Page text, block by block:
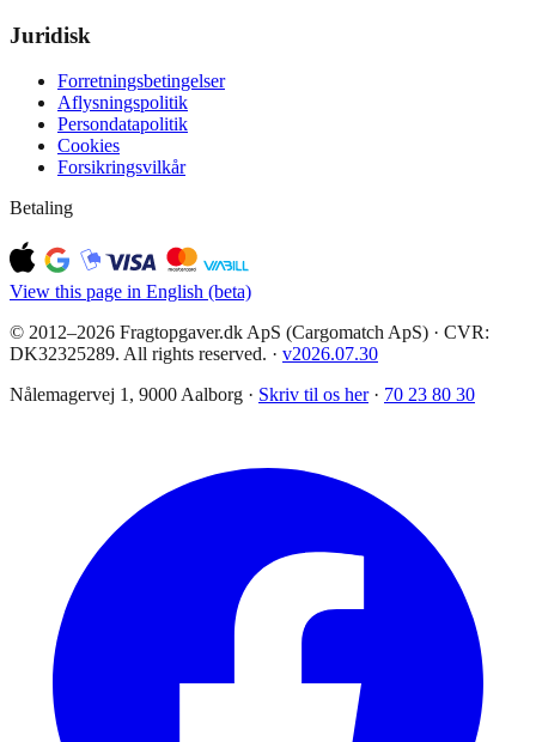
Juridisk
Forretningsbetingelser
Aflysningspolitik
Persondatapolitik
Cookies
Forsikringsvilkår
Betaling
View this page in English (beta)
© 2012–2026 Fragtopgaver.dk ApS (Cargomatch ApS) · CVR:
DK32325289. All rights reserved. · v2026.07.30
Nålemagervej 1, 9000 Aalborg · Skriv til os her · 70 23 80 30